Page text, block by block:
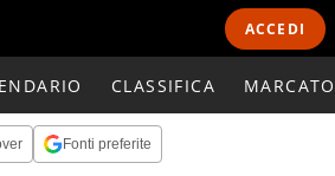
ACCEDI
CLASSIFICA
Fonti preferite